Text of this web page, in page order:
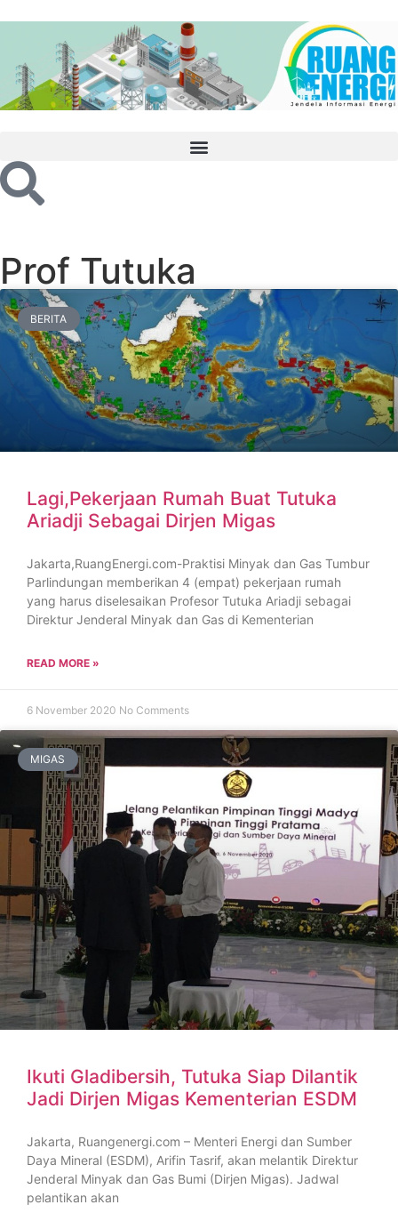
Prof Tutuka
BERITA
Lagi,Pekerjaan Rumah Buat Tutuka
Ariadji Sebagai Dirjen Migas
Jakarta,RuangEnergi.com-Praktisi Minyak dan Gas Tumbur
Parlindungan memberikan 4 (empat) pekerjaan rumah
yang harus diselesaikan Profesor Tutuka Ariadji sebagai
Direktur Jenderal Minyak dan Gas di Kementerian
READ MORE »
6 November 2020 No Comments
MIGAS
Ikuti Gladibersih, Tutuka Siap Dilantik
Jadi Dirjen Migas Kementerian ESDM
Jakarta, Ruangenergi.com – Menteri Energi dan Sumber
Daya Mineral (ESDM), Arifin Tasrif, akan melantik Direktur
Jenderal Minyak dan Gas Bumi (Dirjen Migas). Jadwal
pelantikan akan